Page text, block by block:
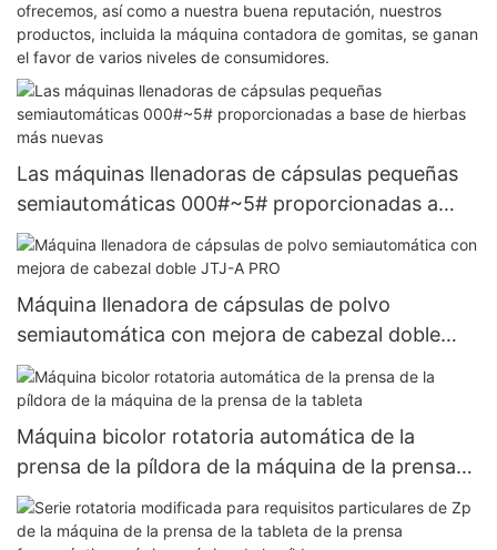
ofrecemos, así como a nuestra buena reputación, nuestros
productos, incluida la máquina contadora de gomitas, se ganan
el favor de varios niveles de consumidores.
Las máquinas llenadoras de cápsulas pequeñas
semiautomáticas 000#~5# proporcionadas a
base de hierbas más nuevas
Máquina llenadora de cápsulas de polvo
semiautomática con mejora de cabezal doble
JTJ-A PRO
Máquina bicolor rotatoria automática de la
prensa de la píldora de la máquina de la prensa
de la tableta